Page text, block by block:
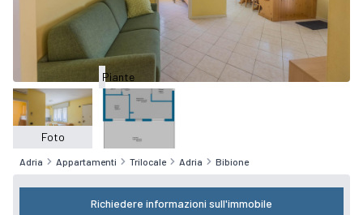
Foto
Piante
Adria Appartamenti Trilocale Adria Bibione
Richiedere informazioni sull'immobile